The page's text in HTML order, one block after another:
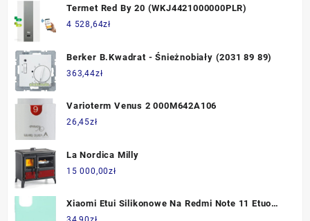
Termet Red By 20 (WKJ4421000000PLR)
4 528,64zł
Berker B.Kwadrat - Śnieżnobiały (2031 89 89)
363,44zł
Varioterm Venus 2 000M642A106
26,45zł
La Nordica Milly
15 000,00zł
Xiaomi Etui Silikonowe Na Redmi Note 11 Etuo
Soft Etxme34Soflmie000 (ba231848-d7ab-4a5c-